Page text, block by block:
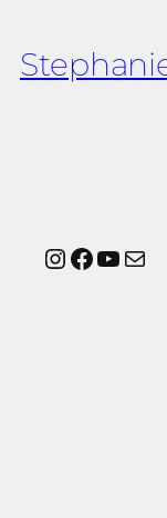
Inhalt
springen
Instagram Facebook YouTube E-Mail